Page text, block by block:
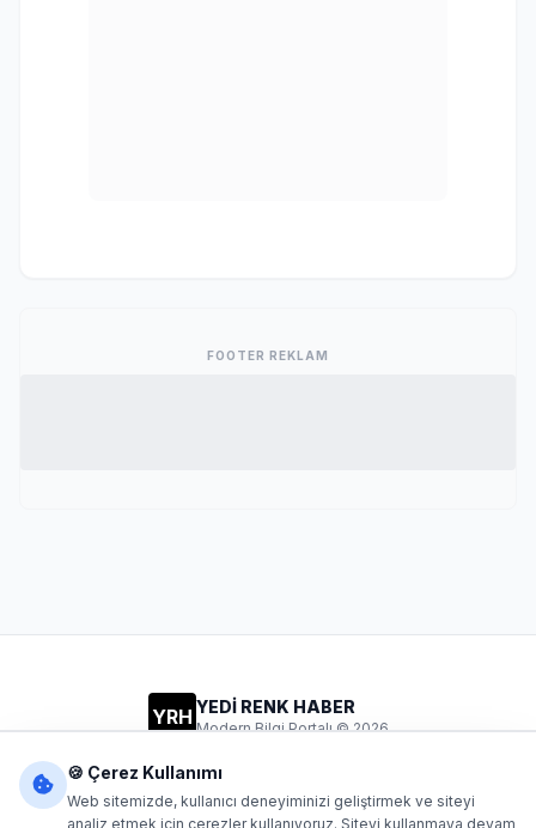
FOOTER REKLAM
YRH YEDİ RENK HABER
Modern Bilgi Portalı © 2026
🍪 Çerez Kullanımı
Web sitemizde, kullanıcı deneyiminizi geliştirmek ve siteyi
analiz etmek için çerezler kullanıyoruz. Siteyi kullanmaya devam